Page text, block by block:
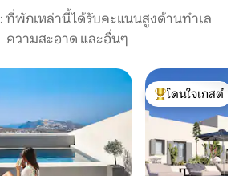
ที่พักเหล่านี้ได้รับคะแนนสูงด้านทำเล
ความสะอาด และอื่นๆ
โดนใจเกสต์ที่สุด
โดนใจเกสต์